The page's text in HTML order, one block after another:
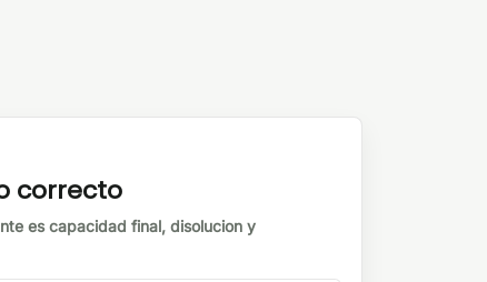
correcto
es capacidad final, disolucion y